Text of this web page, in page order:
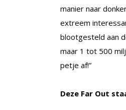
manier naar
extreem
blootgesteld aan
maar 1 tot 500
petje af!”
Deze Far Out